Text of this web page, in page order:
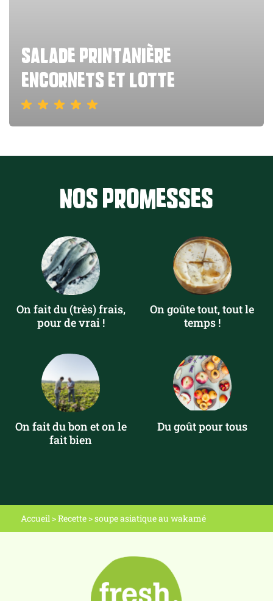
salade printanière
encornets et lotte
Nos promesses
On fait du (très) frais,
pour de vrai !
On goûte tout, tout le
temps !
On fait du bon et on le
fait bien
Du goût pour tous
Accueil >Recette>soupe asiatique au wakamé